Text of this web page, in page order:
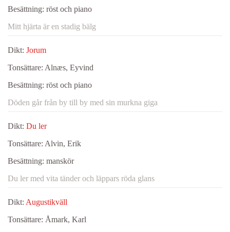
Besättning: röst och piano
Mitt hjärta är en stadig bälg
Dikt: Jorum
Tonsättare: Alnæs, Eyvind
Besättning: röst och piano
Döden går från by till by med sin murkna giga
Dikt: Du ler
Tonsättare: Alvin, Erik
Besättning: manskör
Du ler med vita tänder och läppars röda glans
Dikt: Augustikväll
Tonsättare: Åmark, Karl